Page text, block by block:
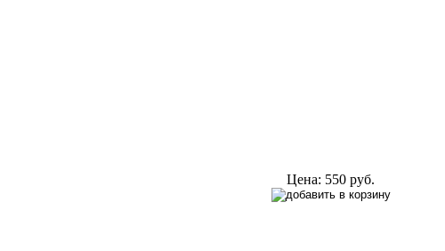
Цена: 550 руб.